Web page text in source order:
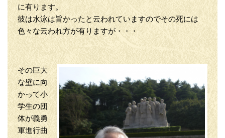
に有ります。
彼は水泳は旨かったと云われていますのでその死には
色々な云われ方が有りますが・・・
その巨大
な壁に向
かって小
学生の団
体が義勇
軍進行曲